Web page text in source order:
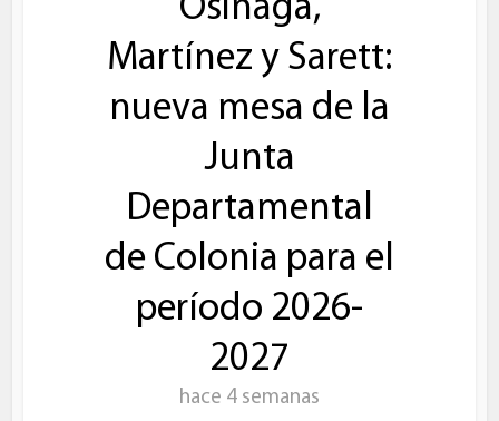
Osinaga,
Martínez y Sarett:
nueva mesa de la
Junta
Departamental
de Colonia para el
período 2026-
2027
hace 4 semanas